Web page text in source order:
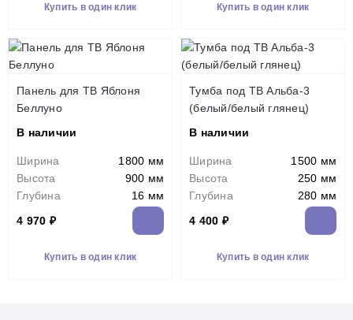
Купить в один клик Купить в один клик
Панель для ТВ Яблоня
Беллуно
В наличии
Ширина
1800 мм
Высота
900 мм
Глубина
16 мм
4 970 ₽
Купить в один клик
Тумба под ТВ Альба-3
(белый/белый глянец)
В наличии
Ширина
1500 мм
Высота
250 мм
Глубина
280 мм
4 400 ₽
Купить в один клик